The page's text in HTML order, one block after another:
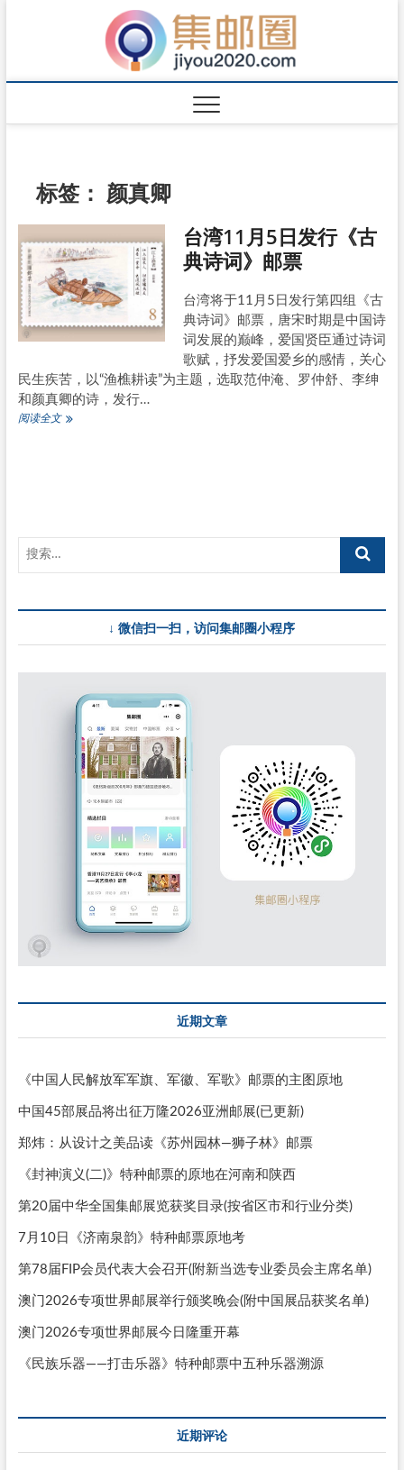
标签： 颜真卿
台湾11月5日发行《古
典诗词》邮票
台湾将于11月5日发行第四组《古
典诗词》邮票，唐宋时期是中国诗
词发展的巅峰，爱国贤臣通过诗词
歌赋，抒发爱国爱乡的感情，关心
民生疾苦，以“渔樵耕读”为主题，选取范仲淹、罗仲舒、李绅
和颜真卿的诗，发行…
阅读全文台
邮
↓ 微信扫一扫，访问集邮圈小程序
近期文章
《中国人民解放军军旗、军徽、军歌》邮票的主图原地
中国45部展品将出征万隆2026亚洲邮展(已更新)
郑炜：从设计之美品读《苏州园林—狮子林》邮票
《封神演义(二)》特种邮票的原地在河南和陕西
第20届中华全国集邮展览获奖目录(按省区市和行业分类)
7月10日《济南泉韵》特种邮票原地考
第78届FIP会员代表大会召开(附新当选专业委员会主席名单)
澳门2026专项世界邮展举行颁奖晚会(附中国展品获奖名单)
澳门2026专项世界邮展今日隆重开幕
《民族乐器——打击乐器》特种邮票中五种乐器溯源
近期评论